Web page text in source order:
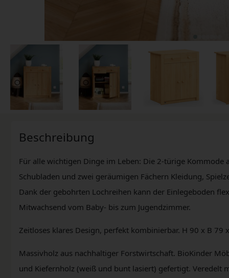
Beschreibung
Für alle wichtigen Dinge im Leben: Die 2-türige Kommode
Schubladen und zwei geräumigen Fächern Kleidung,
Dank der gebohrten Lochreihen kann der Einlegeboden
Mitwachsend vom Baby- bis zum Jugendzimmer.
Zeitloses klares Design, perfekt kombinierbar. H 90 x B 79
Massivholz aus nachhaltiger Forstwirtschaft. BioKinder
und Kiefernholz (weiß und bunt lasiert) gefertigt. Veredelt